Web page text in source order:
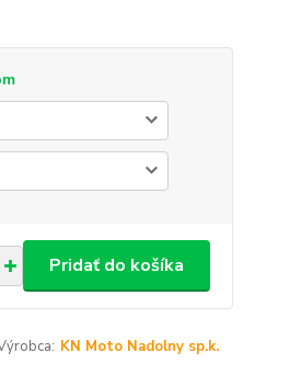
Pridať do košíka
KN Moto Nadolny sp.k.